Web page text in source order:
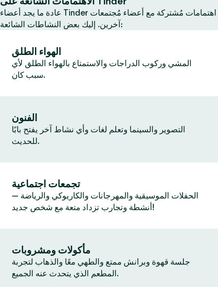
عادة ما يجد أعضاء Tinder اهتمامات مُشتركة مع أعضاء مُجتمعات
آخرين. إليك بعض النشاطات الشائعة:
الهواء الطلق
المشي وركوب الدراجات والاستمتاع بالهواء الطلق لأي
سبب كان.
الفنون
التصوير والسينما وتعلم لغات وأي نشاط آخر يفتح بابًا
للحديث.
تجمعات اجتماعية
الحفلات الموسيقية والمهرجانات والكاريوكي والرياضة —
أنشطة وتجارب تزداد متعة مع شخص جديد!
مأكولات ومشروبات
جلسة قهوة وبرانش ممتع والطهي معًا والذهاب لتجربة
المطعم الذي يتحدث عنه الجميع.